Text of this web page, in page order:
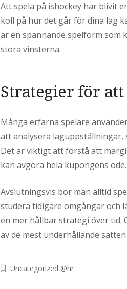
Att spela på ishockey har blivit
koll på hur det går för dina lag
är en spännande spelform som
stora vinsterna.
Strategier för
Många erfarna spelare
att analysera
Det är viktigt att förstå att
kan avgöra hela kupongens öde.
Avslutningsvis bör man alltid
studera tidigare omgångar och
en mer hållbar strategi över
av de mest underhållande
Uncategorized @hr